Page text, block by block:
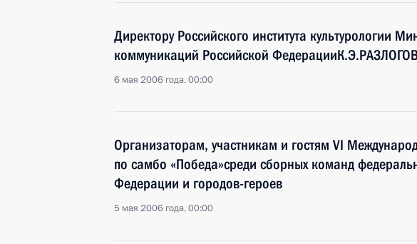
Директору Российского института культурологии
коммуникаций Российской
6 мая 2006 года, 00:00
Организаторам, участникам и гостям VI
по самбо «Победа»среди сборных команд
Федерации и городов-героев
5 мая 2006 года, 00:00